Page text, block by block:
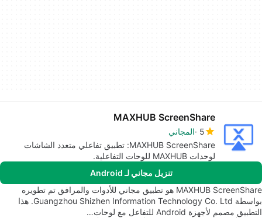
MAXHUB ScreenShare
5 المجاني
MAXHUB ScreenShare: تطبيق تفاعلي متعدد الشاشات
لوحدات MAXHUB للوحات التفاعلية.
تنزيل مجاني لـ Android
MAXHUB ScreenShare هو تطبيق مجاني للأدوات والمرافق تم تطويره
بواسطة Guangzhou Shizhen Information Technology Co. Ltd. هذا
التطبيق مصمم لأجهزة Android للتفاعل مع لوحات…